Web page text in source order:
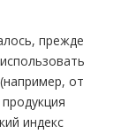
прежде
от
индекс